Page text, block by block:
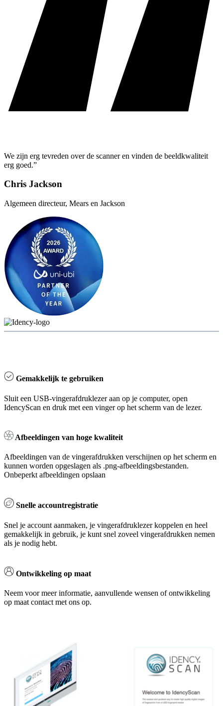
We zijn erg tevreden over de scanner en vinden de beeldkwaliteit
erg goed.”
Chris Jackson
Algemeen directeur, Mears en Jackson
Gemakkelijk te gebruiken
Sluit een USB-vingerafdruklezer aan op je computer, open
IdencyScan en druk met een vinger op het scherm van de lezer.
Afbeeldingen van hoge kwaliteit
Afbeeldingen van de vingerafdrukken verschijnen op het scherm en
kunnen worden opgeslagen als .png-afbeeldingsbestanden.
Onbeperkt afbeeldingen opslaan
Snelle accountregistratie
Snel je account aanmaken, je vingerafdruklezer koppelen en heel
gemakkelijk in gebruik, je kunt snel zoveel vingerafdrukken nemen
als je nodig hebt.
Ontwikkeling op maat
Neem voor meer informatie, aanvullende wensen of ontwikkeling
op maat contact met ons op.